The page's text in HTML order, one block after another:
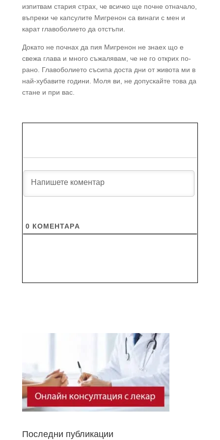
изпитвам стария страх, че всичко ще почне отначало,
въпреки че капсулите Мигренон са винаги с мен и
карат главоболието да отстъпи.
Докато не почнах да пия Мигренон не знаех що е
свежа глава и много съжалявам, че не го открих по-
рано. Главоболието съсипа доста дни от живота ми в
най-хубавите години. Моля ви, не допускайте това да
стане и при вас.
0 КОМЕНТАРA
Последни публикации